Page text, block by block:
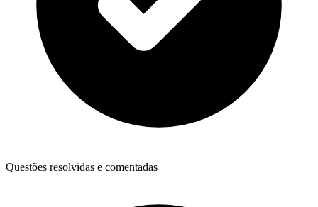
Questões resolvidas e comentadas